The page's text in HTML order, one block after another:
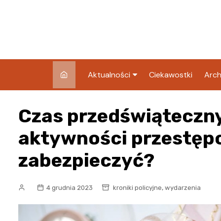
Aktualności
Blog
Ciekawostki
Czas
aktywności
zabezpieczyć?
4 grudnia 2023 kroniki policyjne, wydarzenia